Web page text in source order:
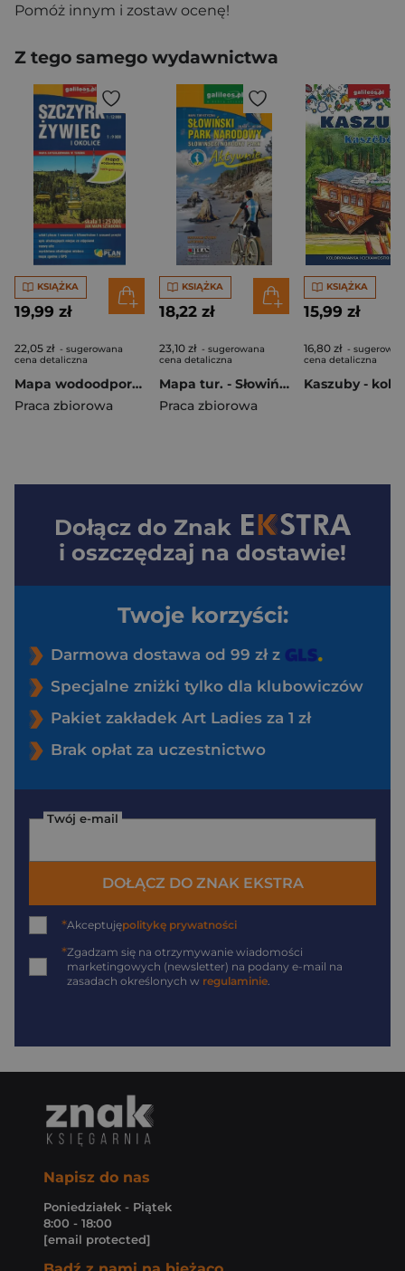
Pomóż innym i zostaw ocenę!
Z tego samego wydawnictwa
KSIĄŻKA
19,99 zł
22,05 zł - sugerowana
cena detaliczna
Mapa wodoodporna - Szczyrk, Żywiec i okolice
Praca zbiorowa
KSIĄŻKA
18,22 zł
23,10 zł - sugerowana
cena detaliczna
Mapa tur. - Słowiński Park Narodowy 1:40 000
Praca zbiorowa
KSIĄŻKA
15,99 zł
16,80 zł -
cena detaliczna
Dołącz do Znak
i oszczędzaj na dostawie!
Twoje korzyści:
Darmowa dostawa od 99 zł z
Specjalne zniżki tylko dla klubowiczów
Pakiet zakładek Art Ladies za 1 zł
Brak opłat za uczestnictwo
Twój e-mail
DOŁĄCZ DO ZNAK EKSTRA
*Akceptujępolitykę prywatności
*Zgadzam się na otrzymywanie wiadomości
marketingowych (newsletter) na podany e-mail na
zasadach określonych w regulaminie
Napisz do nas
Poniedziałek - Piątek
8:00 - 18:00
[email protected]